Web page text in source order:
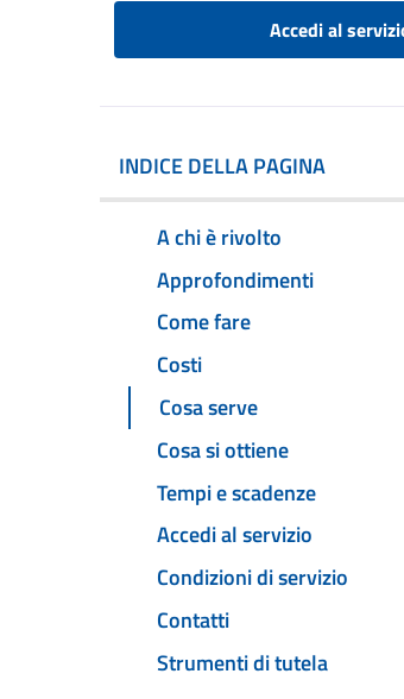
Accedi al
INDICE DELLA PAGINA
A chi è rivolto
Approfondimenti
Come fare
Costi
Cosa serve
Cosa si ottiene
Tempi e scadenze
Accedi al servizio
Condizioni di servizio
Contatti
Strumenti di tutela